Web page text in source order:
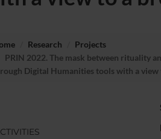
Research
Projects
PRIN 2022. The mask between rituality
Digital Humanities tools with a